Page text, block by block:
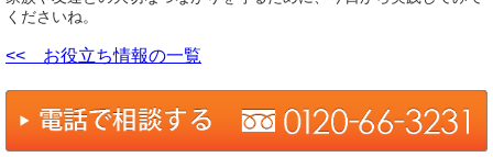
くださいね。
<< お役立ち情報の一覧